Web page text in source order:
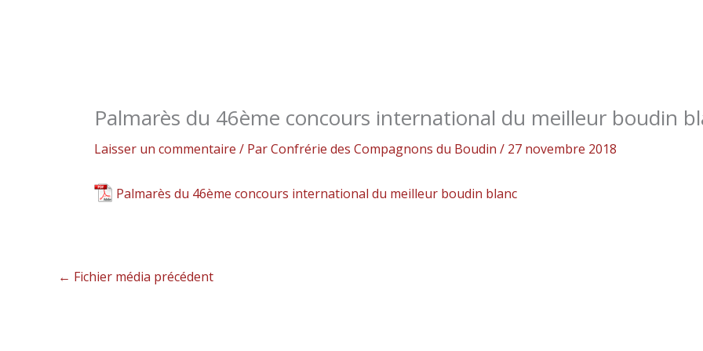
Palmarès du 46ème concours international du meilleur boudin
Laisser un commentaire / ParConfrérie des Compagnons du Boudin / 27 novembre 2018
Palmarès du 46ème concours international du meilleur boudin blanc
← Fichier média précédent